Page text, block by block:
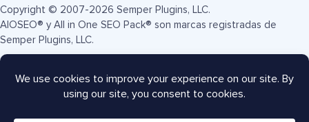
Copyright © 2007-2026 Semper Plugins, LLC.
AIOSEO® y All in One SEO Pack® son marcas registradas de
Semper Plugins, LLC.
Términos de servicio
Política de privacidad
Divulgación FTC
Mapa del sitio Cupón AIOSEO